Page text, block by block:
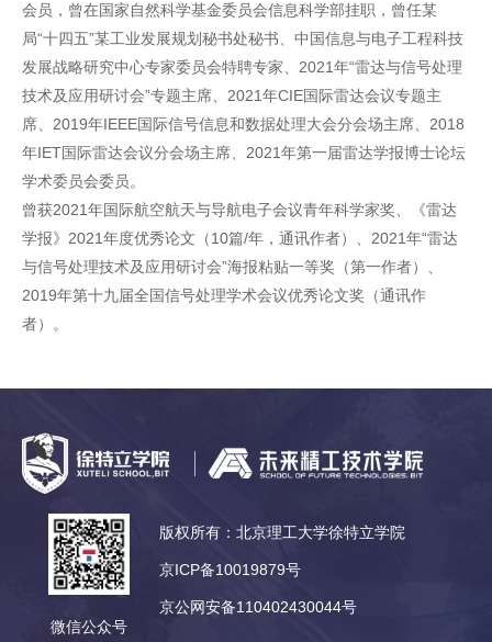
会员，曾在国家自然科学基金委员会信息科学部挂职，曾任某
局“十四五”某工业发展规划秘书处秘书、中国信息与电子工程科技
发展战略研究中心专家委员会特聘专家、2021年“雷达与信号处理
技术及应用研讨会”专题主席、2021年CIE国际雷达会议专题主
席、2019年IEEE国际信号信息和数据处理大会分会场主席、2018
年IET国际雷达会议分会场主席、2021年第一届雷达学报博士论坛
学术委员会委员。
曾获2021年国际航空航天与导航电子会议青年科学家奖、《雷达
学报》2021年度优秀论文（10篇/年，通讯作者）、2021年“雷达
与信号处理技术及应用研讨会”海报粘贴一等奖（第一作者）、
2019年第十九届全国信号处理学术会议优秀论文奖（通讯作
者）。
微信公众号
版权所有：北京理工大学徐特立学院
京ICP备10019879号
京公网安备110402430044号